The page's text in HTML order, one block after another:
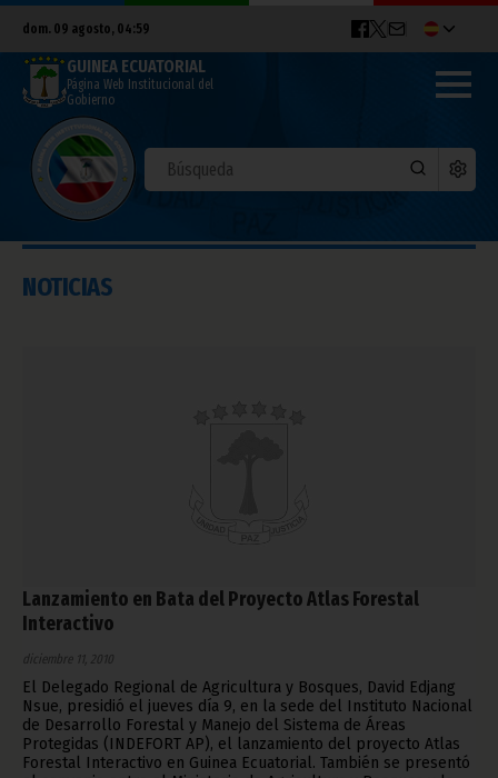
dom. 09 agosto, 04:59
GUINEA ECUATORIAL
Página Web Institucional del
Gobierno
NOTICIAS
Lanzamiento en Bata del Proyecto Atlas Forestal
Interactivo
diciembre 11, 2010
El Delegado Regional de Agricultura y Bosques, David Edjang
Nsue, presidió el jueves día 9, en la sede del Instituto Nacional
de Desarrollo Forestal y Manejo del Sistema de Áreas
Protegidas (INDEFORT AP), el lanzamiento del proyecto Atlas
Forestal Interactivo en Guinea Ecuatorial. También se presentó